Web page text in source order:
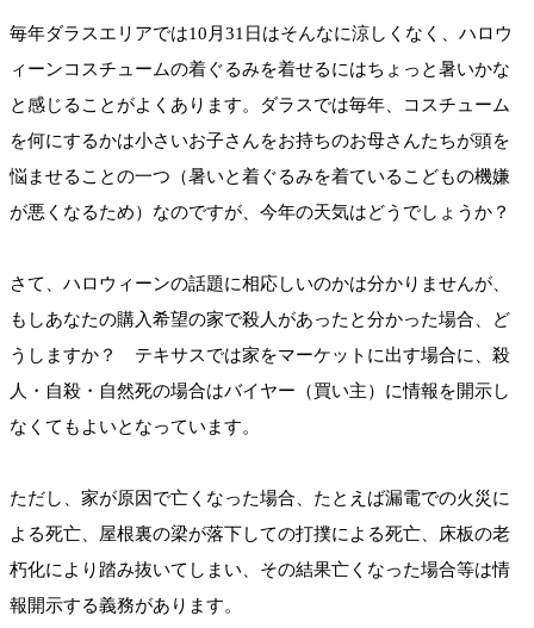
毎年ダラスエリアでは10月31日はそんなに涼しくなく、ハロウ
ィーンコスチュームの着ぐるみを着せるにはちょっと暑いかな
と感じることがよくあります。ダラスでは毎年、コスチューム
を何にするかは小さいお子さんをお持ちのお母さんたちが頭を
悩ませることの一つ（暑いと着ぐるみを着ているこどもの機嫌
が悪くなるため）なのですが、今年の天気はどうでしょうか？
さて、ハロウィーンの話題に相応しいのかは分かりませんが、
もしあなたの購入希望の家で殺人があったと分かった場合、ど
うしますか？ テキサスでは家をマーケットに出す場合に、殺
人・自殺・自然死の場合はバイヤー（買い主）に情報を開示し
なくてもよいとなっています。
ただし、家が原因で亡くなった場合、たとえば漏電での火災に
よる死亡、屋根裏の梁が落下しての打撲による死亡、床板の老
朽化により踏み抜いてしまい、その結果亡くなった場合等は情
報開示する義務があります。